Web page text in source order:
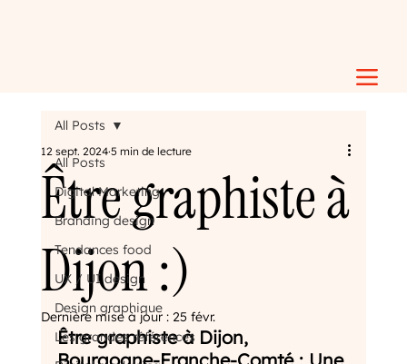
All Posts
Digital Marketing
Branding design
Tendances food
UX / UI design
Design graphique
Les grandes références
All Posts
Être graphiste à
Dijon :)
12 sept. 2024 5 min de lecture
Dernière mise à jour : 25 févr.
Être graphiste à Dijon,